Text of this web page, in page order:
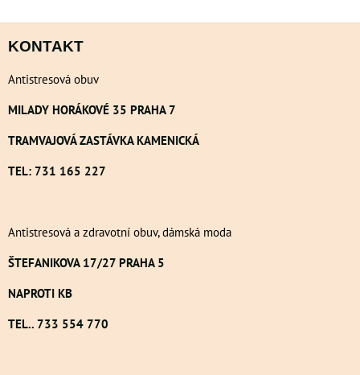
KONTAKT
Antistresová obuv
MILADY HORÁKOVÉ 35 PRAHA 7
TRAMVAJOVÁ ZASTÁVKA KAMENICKÁ
TEL: 731 165 227
Antistresová a zdravotní obuv, dámská moda
ŠTEFANIKOVA 17/27 PRAHA 5
NAPROTI KB
TEL.. 733 554 770